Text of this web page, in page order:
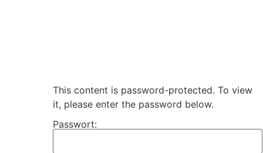
This content is password-protected. To view
it, please enter the password below.
Passwort: